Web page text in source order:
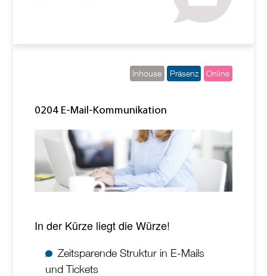
Inhouse Präsenz Online
0204 E-Mail-Kommunikation
In der Kürze liegt die Würze!
Zeitsparende Struktur in E-Mails
und Tickets